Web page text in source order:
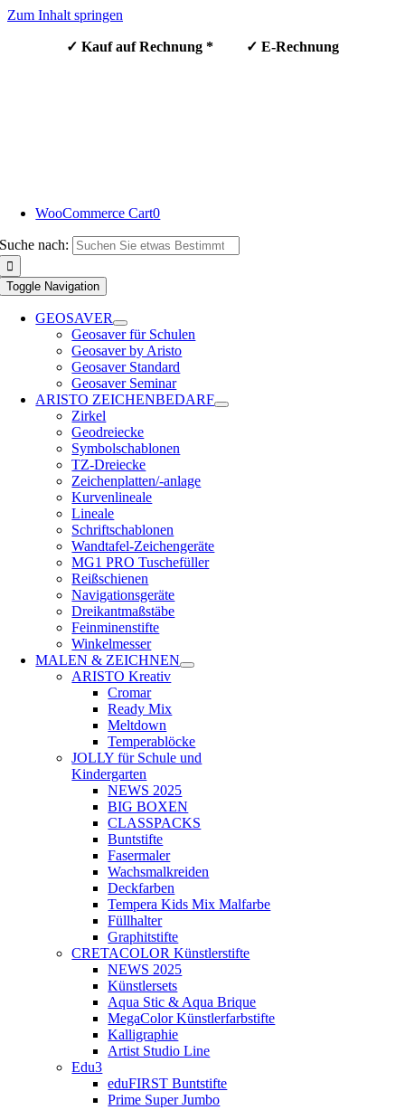
Zum Inhalt springen
✓ Kauf auf Rechnung * ✓ E-Rechnung
WooCommerce Cart0
Suche nach:
Toggle Navigation
GEOSAVER
Geosaver für Schulen
Geosaver by Aristo
Geosaver Standard
Geosaver Seminar
ARISTO ZEICHENBEDARF
Zirkel
Geodreiecke
Symbolschablonen
TZ-Dreiecke
Zeichenplatten/-anlage
Kurvenlineale
Lineale
Schriftschablonen
Wandtafel-Zeichengeräte
MG1 PRO Tuschefüller
Reißschienen
Navigationsgeräte
Dreikantmaßstäbe
Feinminenstifte
Winkelmesser
MALEN & ZEICHNEN
ARISTO Kreativ
Cromar
Ready Mix
Meltdown
Temperablöcke
JOLLY für Schule und
Kindergarten
NEWS 2025
BIG BOXEN
CLASSPACKS
Buntstifte
Fasermaler
Wachsmalkreiden
Deckfarben
Tempera Kids Mix Malfarbe
Füllhalter
Graphitstifte
CRETACOLOR Künstlerstifte
NEWS 2025
Künstlersets
Aqua Stic & Aqua Brique
MegaColor Künstlerfarbstifte
Kalligraphie
Artist Studio Line
Edu3
eduFIRST Buntstifte
Prime Super Jumbo